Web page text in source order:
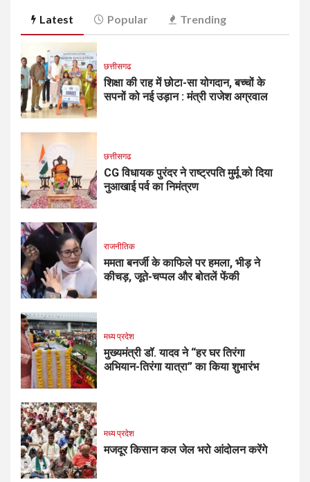
Latest Popular Trending
छत्तीसगढ
शिक्षा की राह में छोटा-सा योगदान, बच्चों के
सपनों को नई उड़ान : मंत्री राजेश अग्रवाल
छत्तीसगढ
CG विधायक पुरंदर ने राष्ट्रपति मुर्मू को दिया
नुआखाई पर्व का निमंत्रण
राजनीतिक
ममता बनर्जी के काफिले पर हमला, भीड़ ने
कीचड़, जूते-चप्पल और बोतलें फेंकी
मध्य प्रदेश
मुख्यमंत्री डॉ. यादव ने “हर घर तिरंगा
अभियान-तिरंगा यात्रा” का किया शुभारंभ
मध्य प्रदेश
मजदूर किसान कल जेल भरो आंदोलन करेंगे